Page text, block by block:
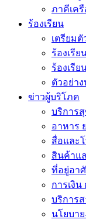
ภาคีเค
ร้องเรียน
เตรียมตั
ร้องเรี
ร้องเรี
ตัวอย่า
ข่าวผู้บริโภค
บริการ
อาหาร
สื่อและ
สินค้าแ
ที่อยู่อา
การเงิ
บริการ
นโยบา